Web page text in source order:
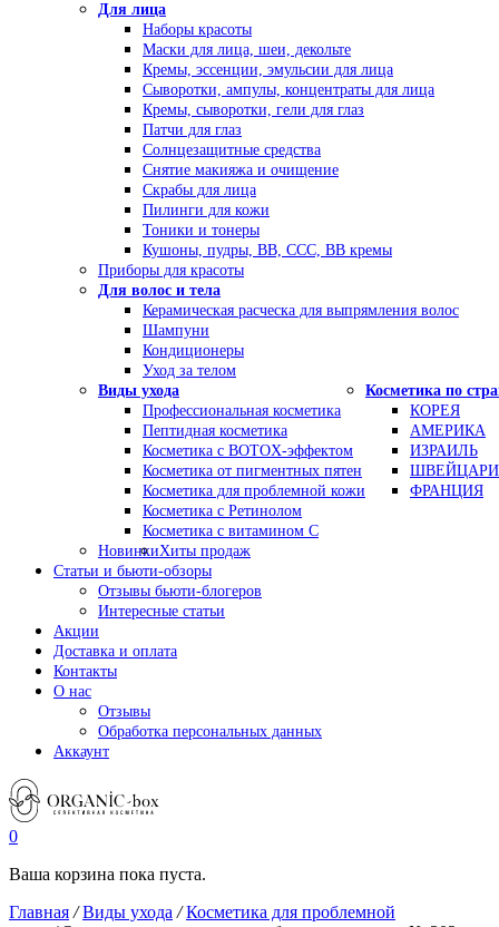
Для лица
Наборы красоты
Маски для лица, шеи, декольте
Кремы, эссенции, эмульсии для лица
Сыворотки, ампулы, концентраты для лица
Кремы, сыворотки, гели для глаз
Патчи для глаз
Солнцезащитные средства
Снятие макияжа и очищение
Скрабы для лица
Пилинги для кожи
Тоники и тонеры
Кушоны, пудры, ВВ, ССС, ВВ кремы
Приборы для красоты
Для волос и тела
Керамическая расческа для выпрямления волос
Шампуни
Кондиционеры
Уход за телом
Виды ухода
Профессиональная косметика
Пептидная косметика
Косметика с BOTOX-эффектом
Косметика от пигментных пятен
Косметика для проблемной кожи
Косметика с Ретинолом
Косметика с витамином С
Косметика по
КОРЕЯ
АМЕРИКА
ИЗРАИЛЬ
ФРАНЦИЯ
НовинкиХиты продаж
Статьи и бьюти-обзоры
Отзывы бьюти-блогеров
Интересные статьи
Акции
Доставка и оплата
Контакты
О нас
Отзывы
Обработка персональных данных
Аккаунт
0
Ваша корзина пока пуста.
Главная /Виды ухода /Косметика для проблемной